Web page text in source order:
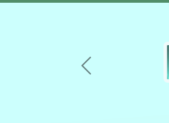
Previous